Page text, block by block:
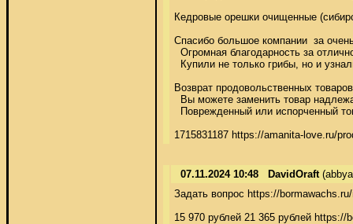
Кедровые орешки очищенные
Спасибо большое компании  за
Огромная благодарность за
Купили не только грибы, но и
Возврат продовольственных
Вы можете заменить товар
Поврежденный или испорченный
1715831187 https://amanita-love.ru/
07.11.2024 10:48 DavidOraft
Задать вопрос https://
15 970 рублей 21 365 рублей